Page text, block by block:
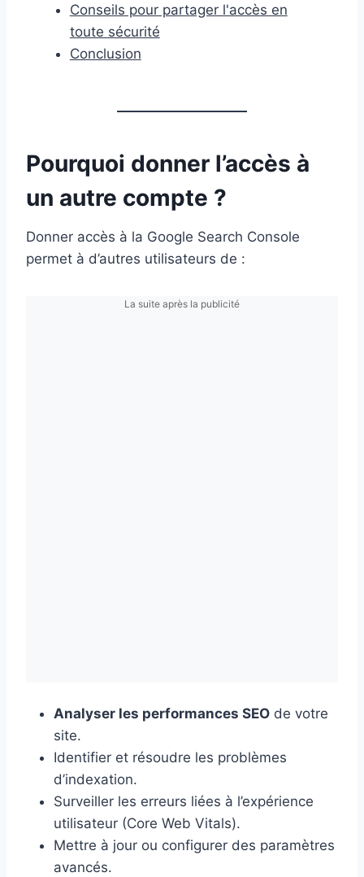
Conseils pour partager l'accès en
toute sécurité
Conclusion
Pourquoi donner l’accès à
un autre compte ?
Donner accès à la Google Search Console
permet à d’autres utilisateurs de :
La suite après la publicité
Analyser les performances SEO de votre
site.
Identifier et résoudre les problèmes
d’indexation.
Surveiller les erreurs liées à l’expérience
utilisateur (Core Web Vitals).
Mettre à jour ou configurer des paramètres
avancés.